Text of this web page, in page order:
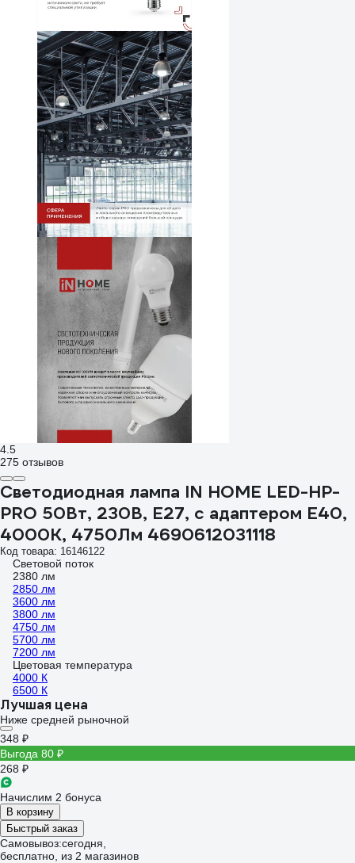
4.5
275 отзывов
Светодиодная лампа IN HOME LED-HP-
PRO 50Вт, 230В, Е27, с адаптером E40,
4000К, 4750Лм 4690612031118
Код товара: 16146122
Световой поток
2380 лм
2850 лм
3600 лм
3800 лм
4750 лм
5700 лм
7200 лм
Цветовая температура
4000 К
6500 К
Лучшая цена
Ниже средней рыночной
348 ₽
Выгода 80 ₽
268 ₽
Начислим 2 бонуса
В корзину
Быстрый заказ
Самовывоз:сегодня,
бесплатно , из 2 магазинов